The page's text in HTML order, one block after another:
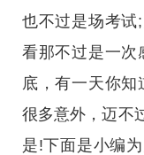
也不过是场考试
看那不过是一次
底，有一天你知
很多意外，迈不
是!下面是小编